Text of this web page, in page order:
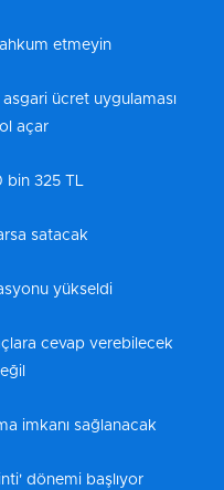
etmeyin
ücret uygulaması
açar
bin 325 TL
satacak
yükseldi
cevap verebilecek
imkanı sağlanacak
dönemi başlıyor